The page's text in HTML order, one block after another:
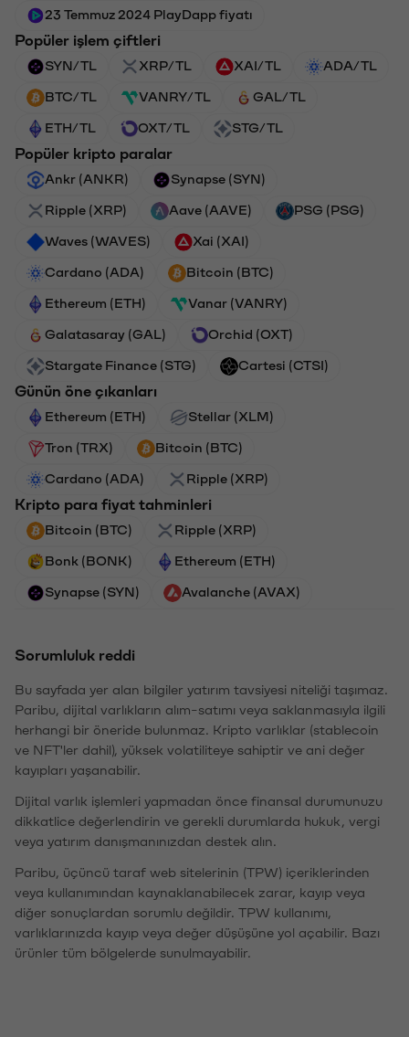
23 Temmuz 2024 PlayDapp fiyatı
Popüler işlem çiftleri
SYN/TL XRP/TL XAI/TL ADA/TL
BTC/TL VANRY/TL GAL/TL
ETH/TL OXT/TL STG/TL
Popüler kripto paralar
Ankr (ANKR) Synapse (SYN)
Ripple (XRP) Aave (AAVE) PSG (PSG)
Waves (WAVES) Xai (XAI)
Cardano (ADA) Bitcoin (BTC)
Ethereum (ETH) Vanar (VANRY)
Galatasaray (GAL) Orchid (OXT)
Stargate Finance (STG) Cartesi (CTSI)
Günün öne çıkanları
Ethereum (ETH) Stellar (XLM)
Tron (TRX) Bitcoin (BTC)
Cardano (ADA) Ripple (XRP)
Kripto para fiyat tahminleri
Bitcoin (BTC) Ripple (XRP)
Bonk (BONK) Ethereum (ETH)
Synapse (SYN) Avalanche (AVAX)
Sorumluluk reddi
Bu sayfada yer alan bilgiler yatırım tavsiyesi niteliği taşımaz.
Paribu, dijital varlıkların alım-satımı veya saklanmasıyla ilgili
herhangi bir öneride bulunmaz. Kripto varlıklar (stablecoin
ve NFT'ler dahil), yüksek volatiliteye sahiptir ve ani değer
kayıpları yaşanabilir.
Dijital varlık işlemleri yapmadan önce finansal durumunuzu
dikkatlice değerlendirin ve gerekli durumlarda hukuk, vergi
veya yatırım danışmanınızdan destek alın.
Paribu, üçüncü taraf web sitelerinin (TPW) içeriklerinden
veya kullanımından kaynaklanabilecek zarar, kayıp veya
diğer sonuçlardan sorumlu değildir. TPW kullanımı,
varlıklarınızda kayıp veya değer düşüşüne yol açabilir. Bazı
ürünler tüm bölgelerde sunulmayabilir.